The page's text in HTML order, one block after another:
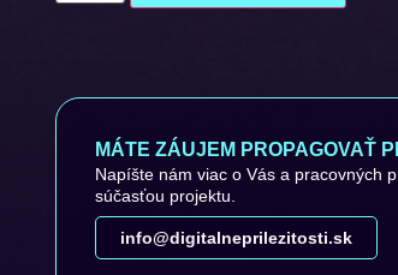
MÁTE ZÁUJEM PROPAGOVAŤ
Napíšte nám viac o Vás a pracovných
súčasťou projektu.
info@digitalneprilezitosti.sk